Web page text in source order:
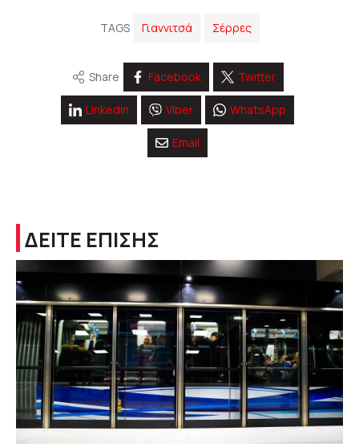
TAGS Γιαννιτσά Σέρρες
Share Facebook Twitter
Linkedin Viber WhatsApp
Email
ΔΕΙΤΕ ΕΠΙΣΗΣ